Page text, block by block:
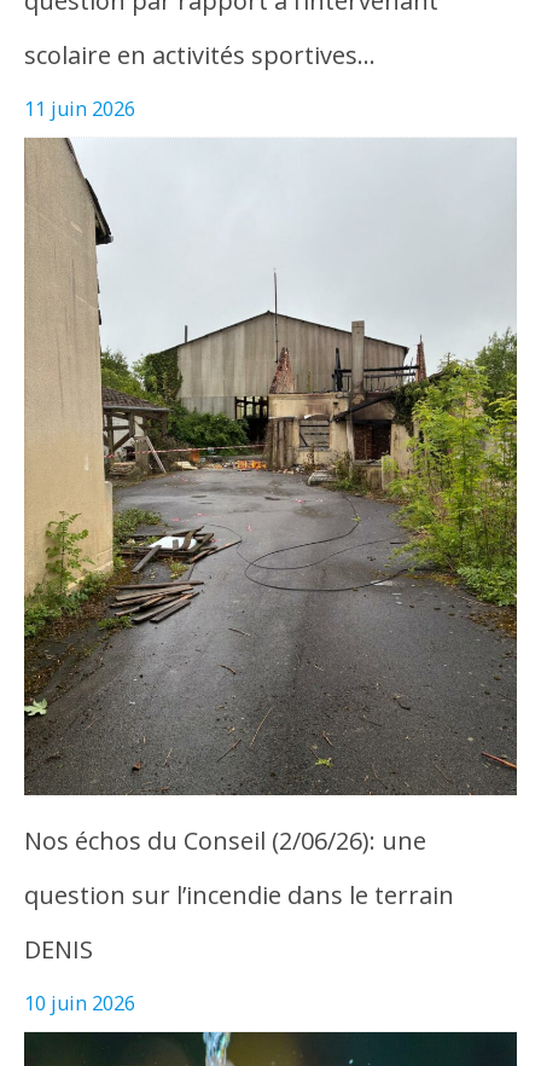
scolaire en activités sportives…
11 juin 2026
Nos échos du Conseil (2/06/26): une
question sur l’incendie dans le terrain
DENIS
10 juin 2026